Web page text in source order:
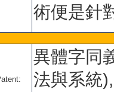
術便是針
異體字同
法與系統